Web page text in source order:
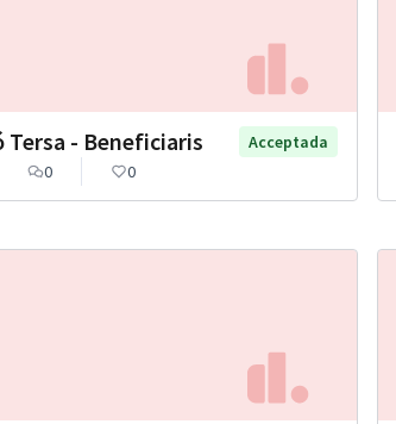
Tersa - Beneficiaris
Acceptada
0 0